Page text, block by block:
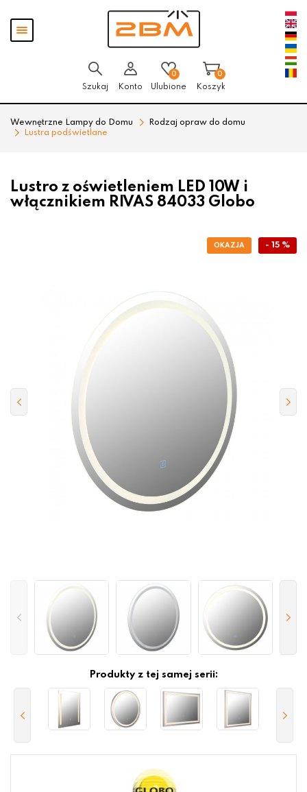
Pokaż
menu
Szukaj Konto
0
Ulubione
0
Koszyk
Wewnętrzne Lampy do Domu
Rodzaj opraw do domu
Lustra podświetlane
Lustro z oświetleniem LED 10W i
włącznikiem RIVAS 84033 Globo
- 15 %
Produkty z tej samej serii: